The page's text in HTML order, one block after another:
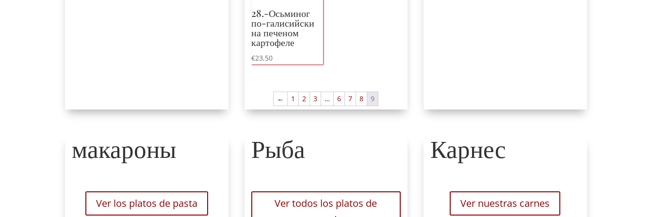
28.-Осьминог
по-галисийски
на печеном
картофеле
€23,50
← 1 2 3 … 6 7 8 9
макароны
Ver los platos de pasta
Рыба
Ver todos los platos de
Карнес
Ver nuestras carnes